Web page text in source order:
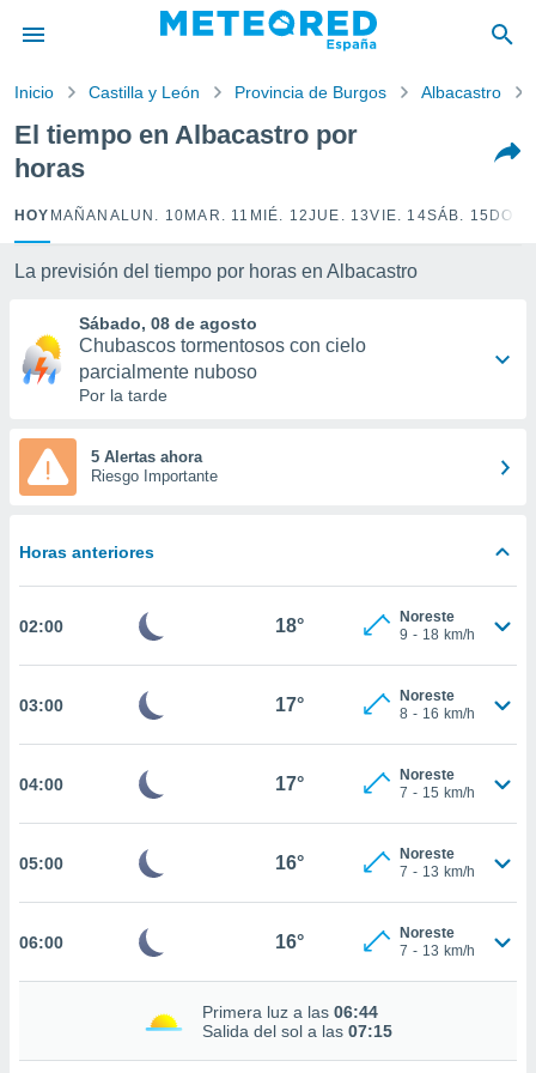
por
para
la
calidad.
a este
las
y
forma
contenido
coste.
botón
a la
la
ya sean
en
perfil
ACEPTAR
CONTINUAR
Inicio Castilla y León Provincia de Burgos Albacastro
El tiempo en Albacastro por
horas
HOY MAÑANA LUN. 10 MAR. 11 MIÉ. 12JUE. 13VIE. 14SÁB. 15
La previsión del tiempo por horas en Albacastro
Sábado, 08 de agosto
Chubascos tormentosos con cielo
parcialmente nuboso
Por la tarde
5 Alertas ahora
Riesgo Importante
Horas anteriores
02:00 18°
Noreste
9 - 18 km/h
03:00 17°
Noreste
8 - 16 km/h
04:00 17°
Noreste
7 - 15 km/h
05:00 16°
Noreste
7 - 13 km/h
06:00 16°
Noreste
7 - 13 km/h
Primera luz a las 06:44
Salida del sol a las 07:15